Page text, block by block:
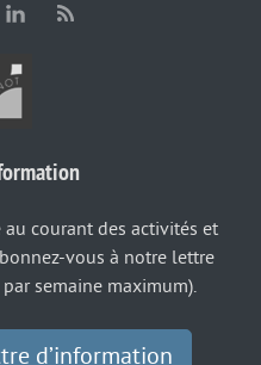
courant des activités et
vous à notre lettre
semaine maximum).
d’information